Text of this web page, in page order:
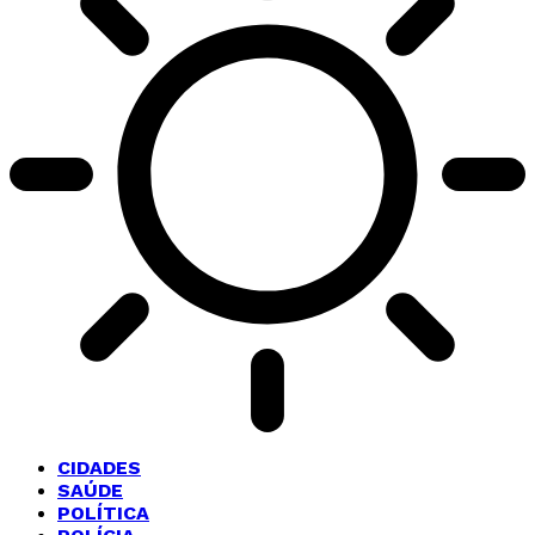
CIDADES
SAÚDE
POLÍTICA